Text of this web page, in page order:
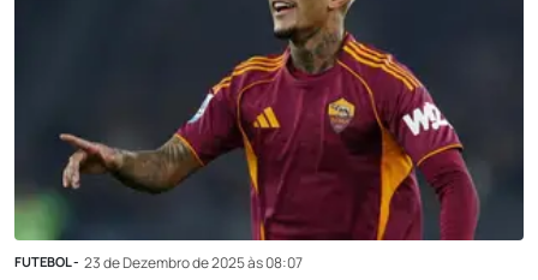
FUTEBOL - 23 de Dezembro de 2025 às 08:07